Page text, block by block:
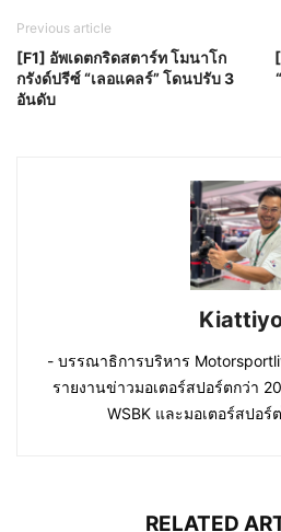
Previous article
[F1] อัพเดตกริดสตาร์ท โมนาโก
กรังด์ปรีซ์ “เลอแคลร์” โดนปรับ 3
อันดับ
- บรรณาธิการบริหาร
รายงานข่าวมอเตอร์สปอร์ตกว่า
WSBK และมอเตอร์สปอร์
RELATED